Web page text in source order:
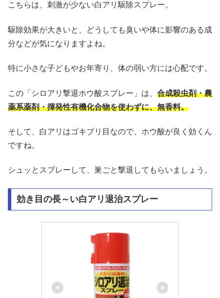
こちらは、刺激が少ない白アリ駆除スプレー。
駆除効果が大きいと、どうしても臭いや体に影響のある成
分などが気になりますよね。
特に小さな子どもやお年寄り、体の弱い方には心配です。
この「シロアリ撃退ホウ酸スプレー」は、 合成殺虫剤・農
薬系薬剤・揮発性有機化合物を使わずに、無香料。
そして、白アリはゴキブリ目なので、ホウ酸が良く効くん
ですね。
シュッとスプレーして、巣ごと撃退してもらいましょう。
効き目の長～い白アリ退治スプレー